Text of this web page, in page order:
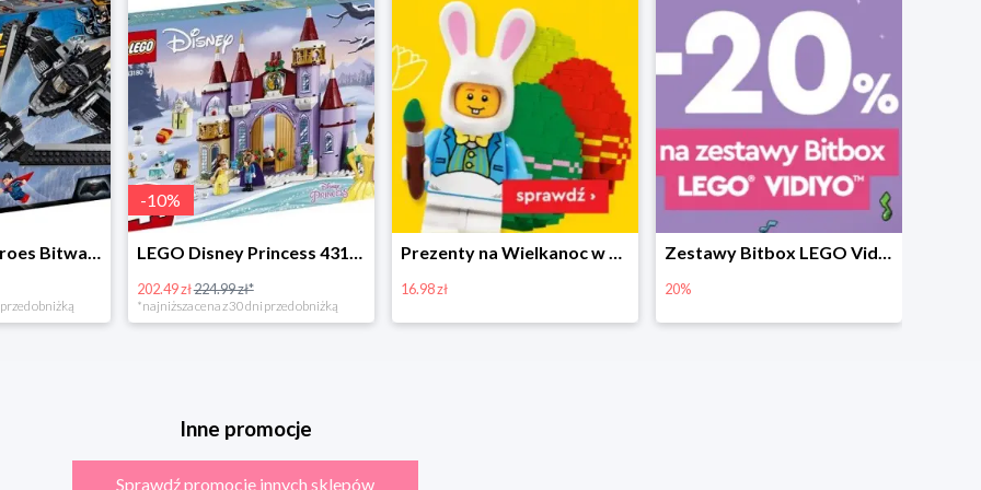
LEGO Super Heroes Bitwa powietrzna w super cenie
obniżką
10%
LEGO Disney Princess 43180 Zimowe święto w zamku Belli
202.49 zł 224.99 zł*
*najniższa cena z 30 dni przed obniżką
Prezenty na Wielkanoc w Planecie Klocków od 16,99 zł
16.98 zł
Zestawy Bitbox LEGO Vidiyo w Planecie Klocków -20%
20%
Inne promocje
Sprawdź promocje innych sklepów